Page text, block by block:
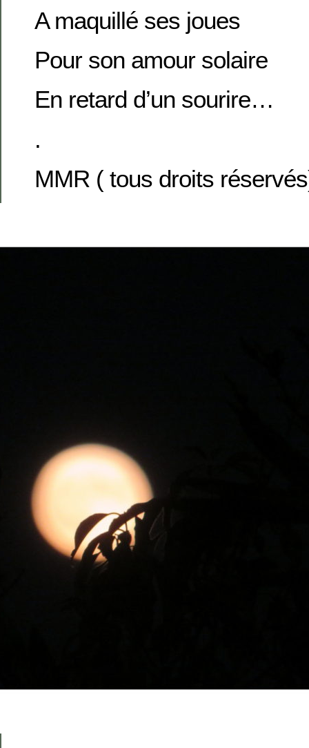
A maquillé ses joues
Pour son amour solaire
En retard d’un sourire…
.
MMR ( tous droits